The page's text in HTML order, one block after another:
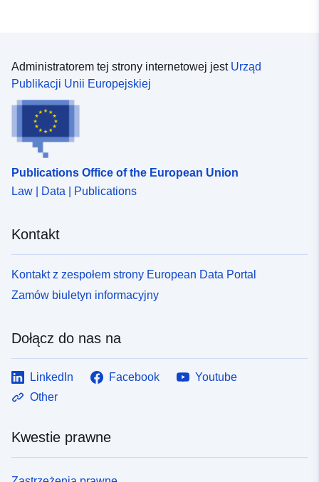
Identyfikatory:
https://registry.gdi-
de.org/id/de.bb.metadata/
uriRef:
Okresowość
Administratorem tej strony internetowej jest Urząd
Publikacji Unii Europejskiej
Publications Office of the European Union
Law | Data | Publications
Kontakt
Kontakt z zespołem strony European Data Portal
Zamów biuletyn informacyjny
Dołącz do nas na
LinkedIn Facebook
Youtube
Other
Kwestie prawne